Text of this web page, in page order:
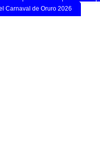
Carnaval de Oruro 2026